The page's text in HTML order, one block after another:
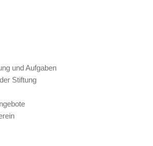
und Aufgaben
Stiftung